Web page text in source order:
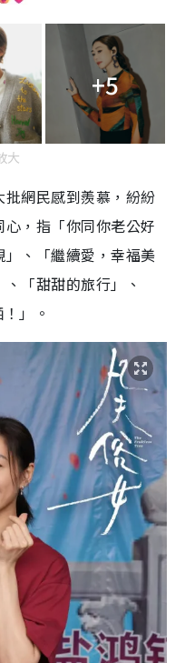
+5
大
網民感到羨慕，紛紛
，指「你同你老公好
、「繼續愛，幸福美
「甜甜的旅行」、
」。